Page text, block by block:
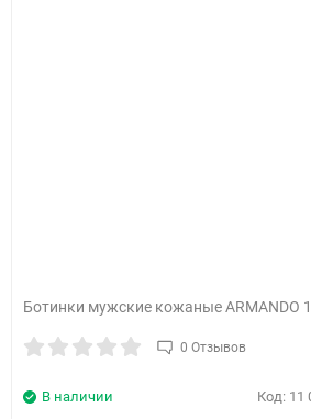
Ботинки мужские кожаные ARMANDO
0 Отзывов
В наличии Код: 11